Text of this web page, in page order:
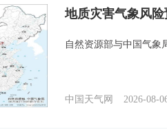
地质灾害气象风
自然资源部与中国气象
中国天气网 2026-08-